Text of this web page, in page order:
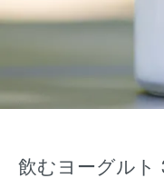
飲むヨーグルト